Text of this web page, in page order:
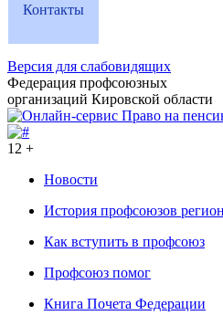
Контакты
Версия для слабовидящих
Федерация профсоюзных
организаций Кировской области
12 +
Новости
История профсоюзов
Как вступить в профсоюз
Профсоюз помог
Книга Почета Федерации